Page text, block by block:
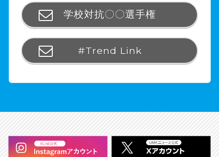
学校対抗〇〇選手権
#Trend Link